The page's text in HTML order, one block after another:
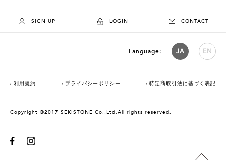
SIGN UP LOGIN CONTACT
Language: JA EN
利用規約 プライバシーポリシー 特定商取引法に基づく表記
Copyright ©2017 SEKISTONE Co.,Ltd.All rights reserved.